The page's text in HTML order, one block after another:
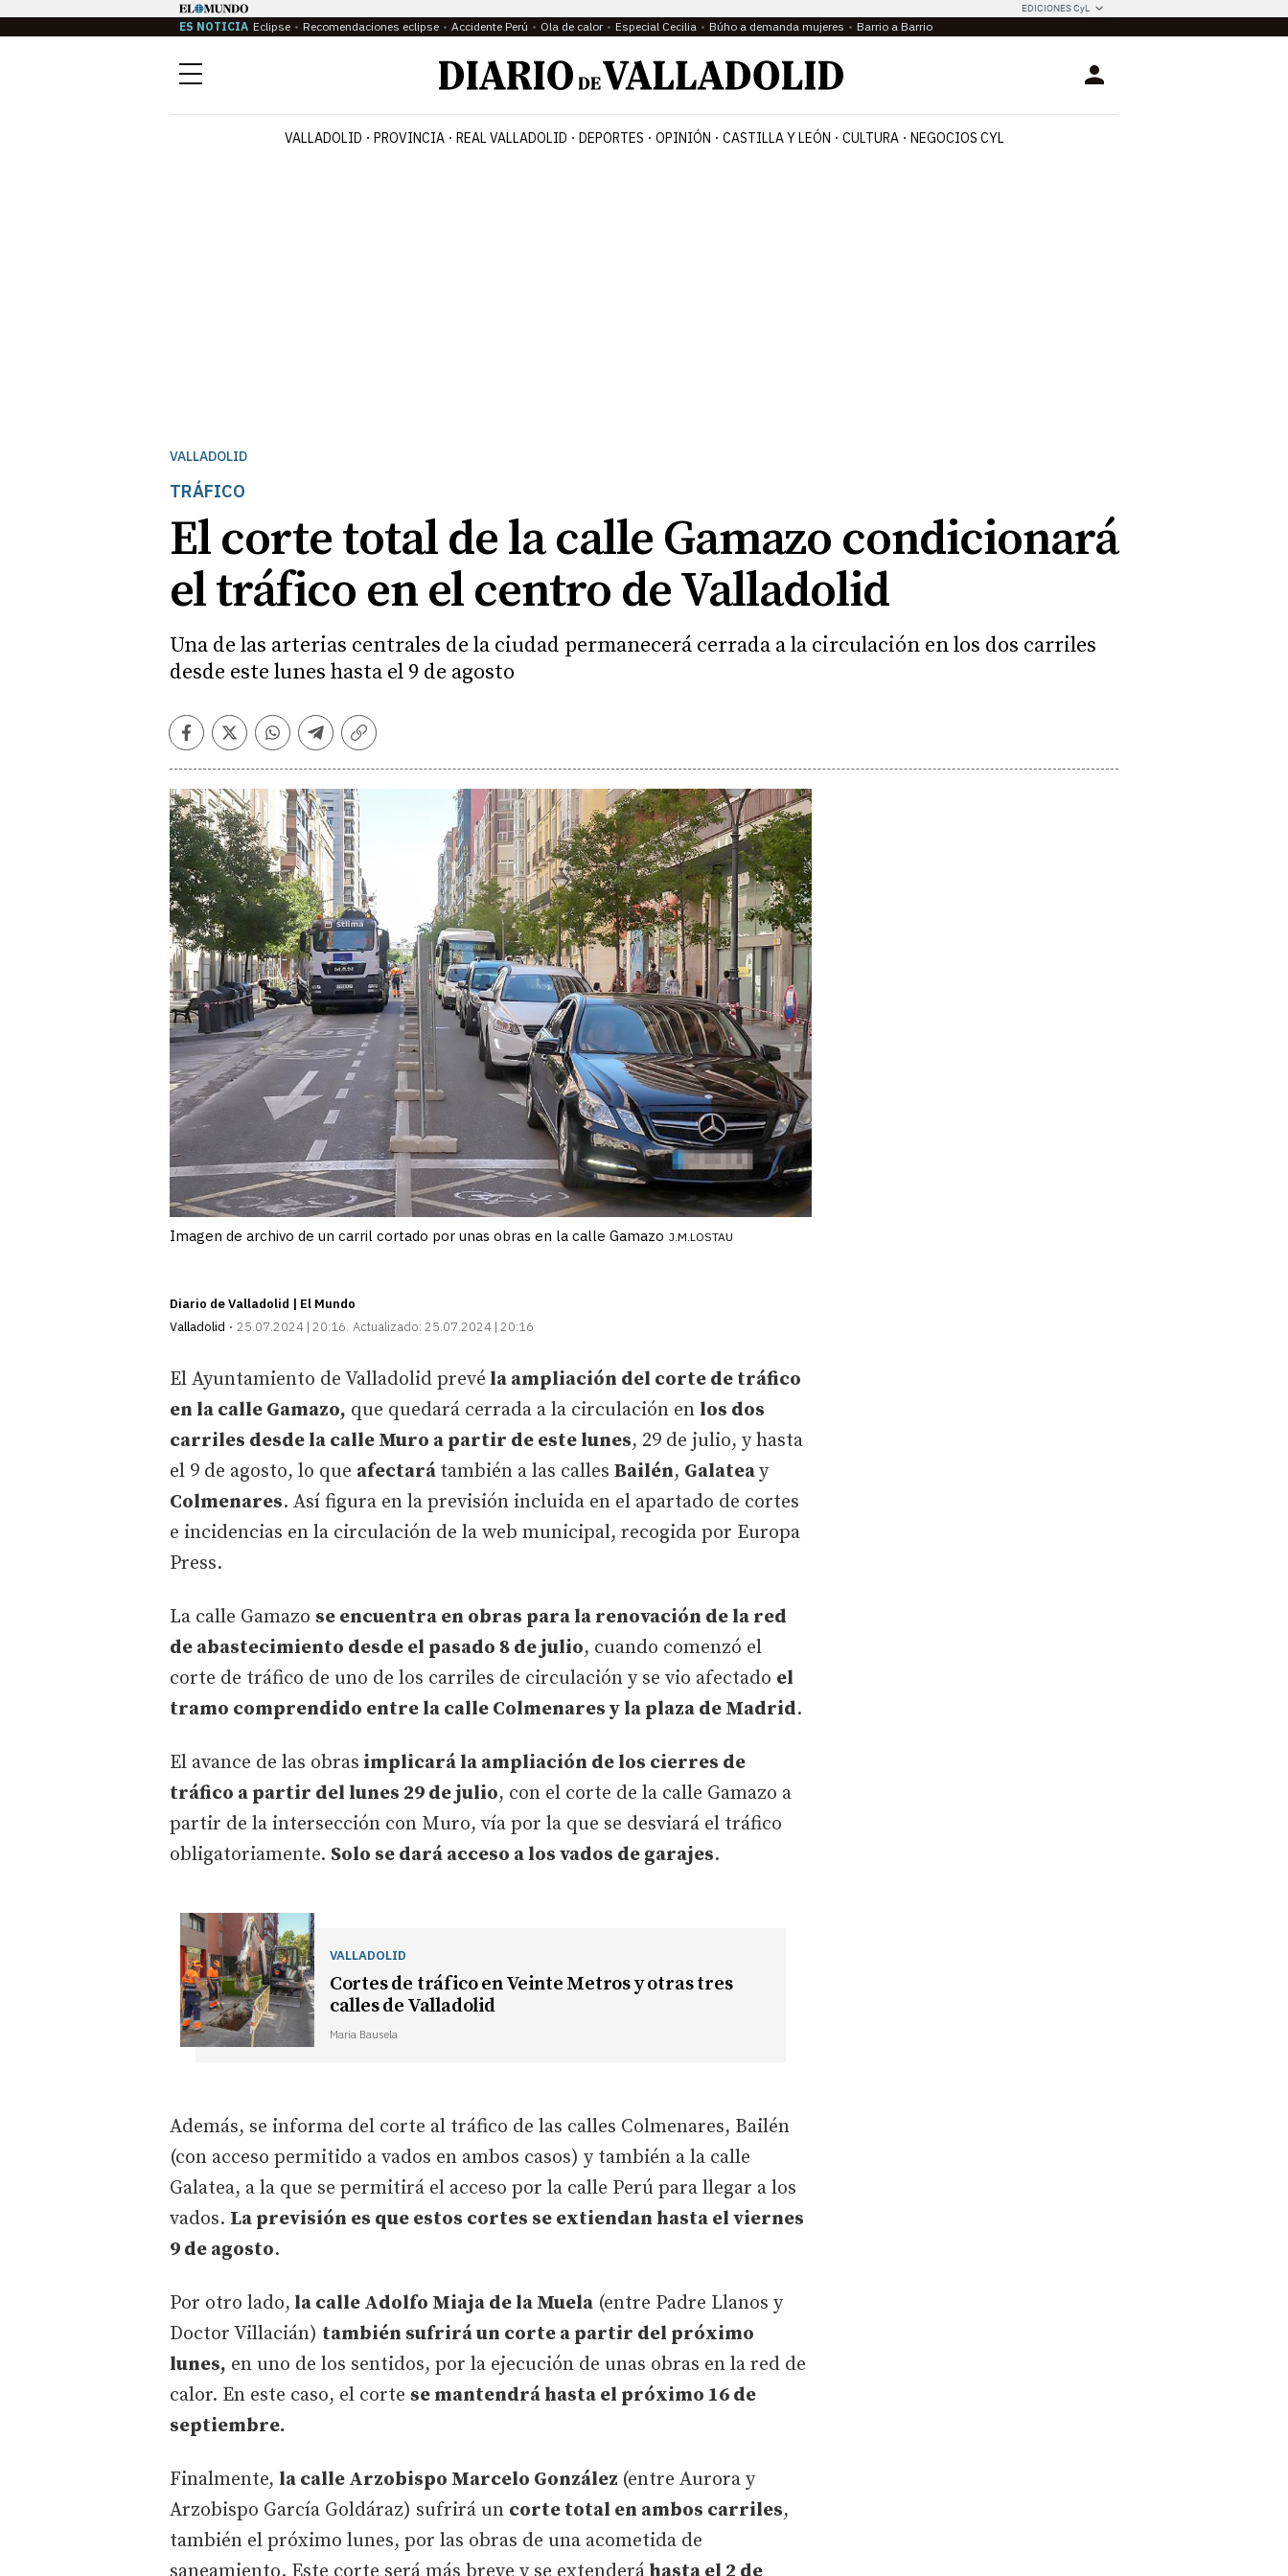
EDICIONES CyL
ES NOTICIA Eclipse Recomendaciones eclipse Accidente Perú Ola de calor Especial Cecilia Búho a demanda mujeres Barrio a Barrio
Menú Login
VALLADOLID PROVINCIA REAL VALLADOLID DEPORTES OPINIÓN CASTILLA Y LEÓN CULTURA NEGOCIOS CYL
VALLADOLID
TRÁFICO
El corte total de la calle Gamazo condicionará
el tráfico en el centro de Valladolid
Una de las arterias centrales de la ciudad permanecerá cerrada a la circulación en los dos carriles
desde este lunes hasta el 9 de agosto
Facebook
TwitterWhatsapp
Telegram
Copiar
Imagen de archivo de un carril cortado por unas obras en la calle Gamazo J.M.LOSTAU
Diario de Valladolid | El Mundo
Valladolid
25.07.2024 | 20:16 Actualizado: 25.07.2024 | 20:16
El Ayuntamiento de Valladolid prevé la ampliación del corte de tráfico
en la calle Gamazo, que quedará cerrada a la circulación en los dos
carriles desde la calle Muro a partir de este lunes, 29 de julio, y hasta
el 9 de agosto, lo que afectará también a las calles Bailén, Galateay
Colmenares. Así figura en la previsión incluida en el apartado de cortes
e incidencias en la circulación de la web municipal, recogida por Europa
Press.
La calle Gamazo se encuentra en obras para la renovación de la red
de abastecimiento desde el pasado 8 de julio, cuando comenzó el
corte de tráfico de uno de los carriles de circulación y se vio afectado el
tramo comprendido entre la calle Colmenares y la plaza de Madrid.
El avance de las obras implicará la ampliación de los cierres de
tráfico a partir del lunes 29 de julio, con el corte de la calle Gamazo a
partir de la intersección con Muro, vía por la que se desviará el tráfico
obligatoriamente. Solo se dará acceso a los vados de garajes.
VALLADOLID
Cortes de tráfico en Veinte Metros y otras tres
calles de Valladolid
Maria Bausela
Además, se informa del corte al tráfico de las calles Colmenares, Bailén
(con acceso permitido a vados en ambos casos) y también a la calle
Galatea, a la que se permitirá el acceso por la calle Perú para llegar a los
vados. La previsión es que estos cortes se extiendan hasta el viernes
9 de agosto.
Por otro lado, la calle Adolfo Miaja de la Muela (entre Padre Llanos y
Doctor Villacián) también sufrirá un corte a partir del próximo
lunes, en uno de los sentidos, por la ejecución de unas obras en la red de
calor. En este caso, el corte se mantendrá hasta el próximo 16 de
septiembre.
Finalmente, la calle Arzobispo Marcelo González (entre Aurora y
Arzobispo García Goldáraz) sufrirá un corte total en ambos carriles,
también el próximo lunes, por las obras de una acometida de